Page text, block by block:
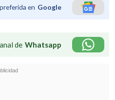
en Google
de Whatsapp